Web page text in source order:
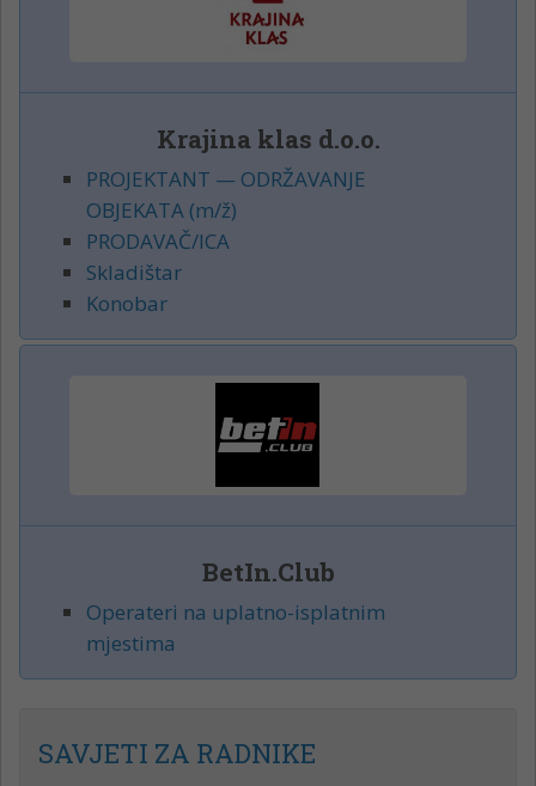
Krajina klas d.o.o.
PROJEKTANT — ODRŽAVANJE
OBJEKATA (m/ž)
PRODAVAČ/ICA
Skladištar
Konobar
BetIn.Club
Operateri na uplatno-isplatnim
mjestima
SAVJETI ZA RADNIKE